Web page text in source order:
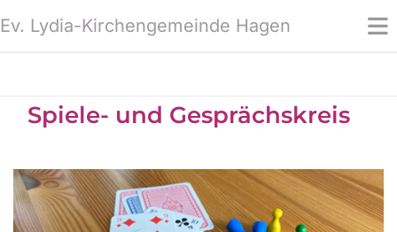
Ev. Lydia-Kirchengemeinde Hagen
Spiele- und Gesprächskreis